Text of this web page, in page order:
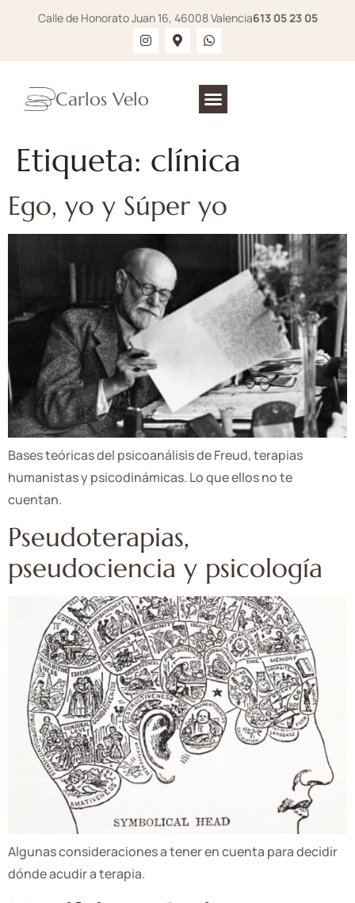
Calle de Honorato Juan 16, 46008 Valencia613 05 23 05
Carlos Velo
Etiqueta: clínica
Ego, yo y Súper yo
Bases teóricas del psicoanálisis de Freud, terapias
humanistas y psicodinámicas. Lo que ellos no te
cuentan.
Pseudoterapias,
pseudociencia y psicología
Algunas consideraciones a tener en cuenta para decidir
dónde acudir a terapia.